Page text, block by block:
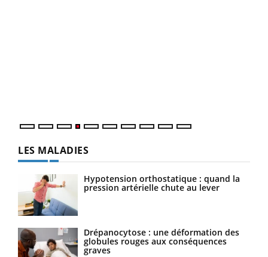
LES MALADIES
Hypotension orthostatique : quand la
pression artérielle chute au lever
Drépanocytose : une déformation des
globules rouges aux conséquences
graves